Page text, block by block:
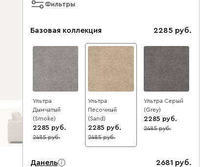
Фильтры
Базовая коллекция 2285
Ультра
Дымчатый
(Smoke)
2285
8
2485
Ультра
Песочный
(Sand)
2285
8
2485
Ультра Серый
(Grey)
2285
8
2485
Данель 2681